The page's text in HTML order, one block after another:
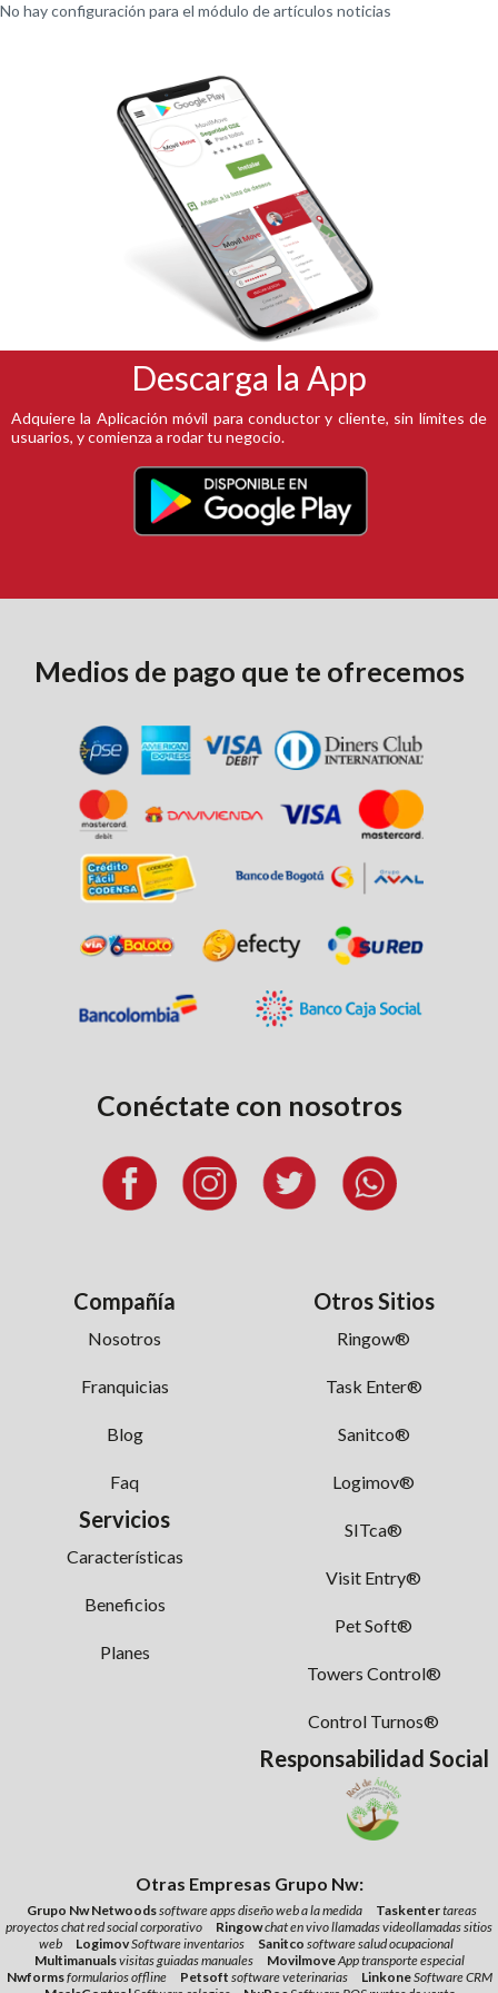
No hay configuración para el módulo de artículos noticias
Descarga la App
Adquiere la Aplicación móvil para conductor y cliente, sin límites de
usuarios, y comienza a rodar tu negocio.
Medios de pago que te ofrecemos
Conéctate con nosotros
Compañía
Nosotros
Franquicias
Blog
Faq
Servicios
Características
Beneficios
Planes
Otros Sitios
Ringow®
Task Enter®
Sanitco®
Logimov®
SITca®
Visit Entry®
Pet Soft®
Towers Control®
Control Turnos®
Responsabilidad Social
Otras Empresas Grupo Nw:
Grupo Nw Netwoodssoftware apps diseño web a la medida Taskentertareas
proyectos chat red social corporativo
Ringowchat en vivo llamadas videollamadas sitios
web
LogimovSoftware inventarios Sanitco software salud ocupacional
Multimanualsvisitas guiadas manuales MovilmoveApp transporte especial
Nwformsformularios offline Petsoft software veterinarias LinkoneSoftware CRM